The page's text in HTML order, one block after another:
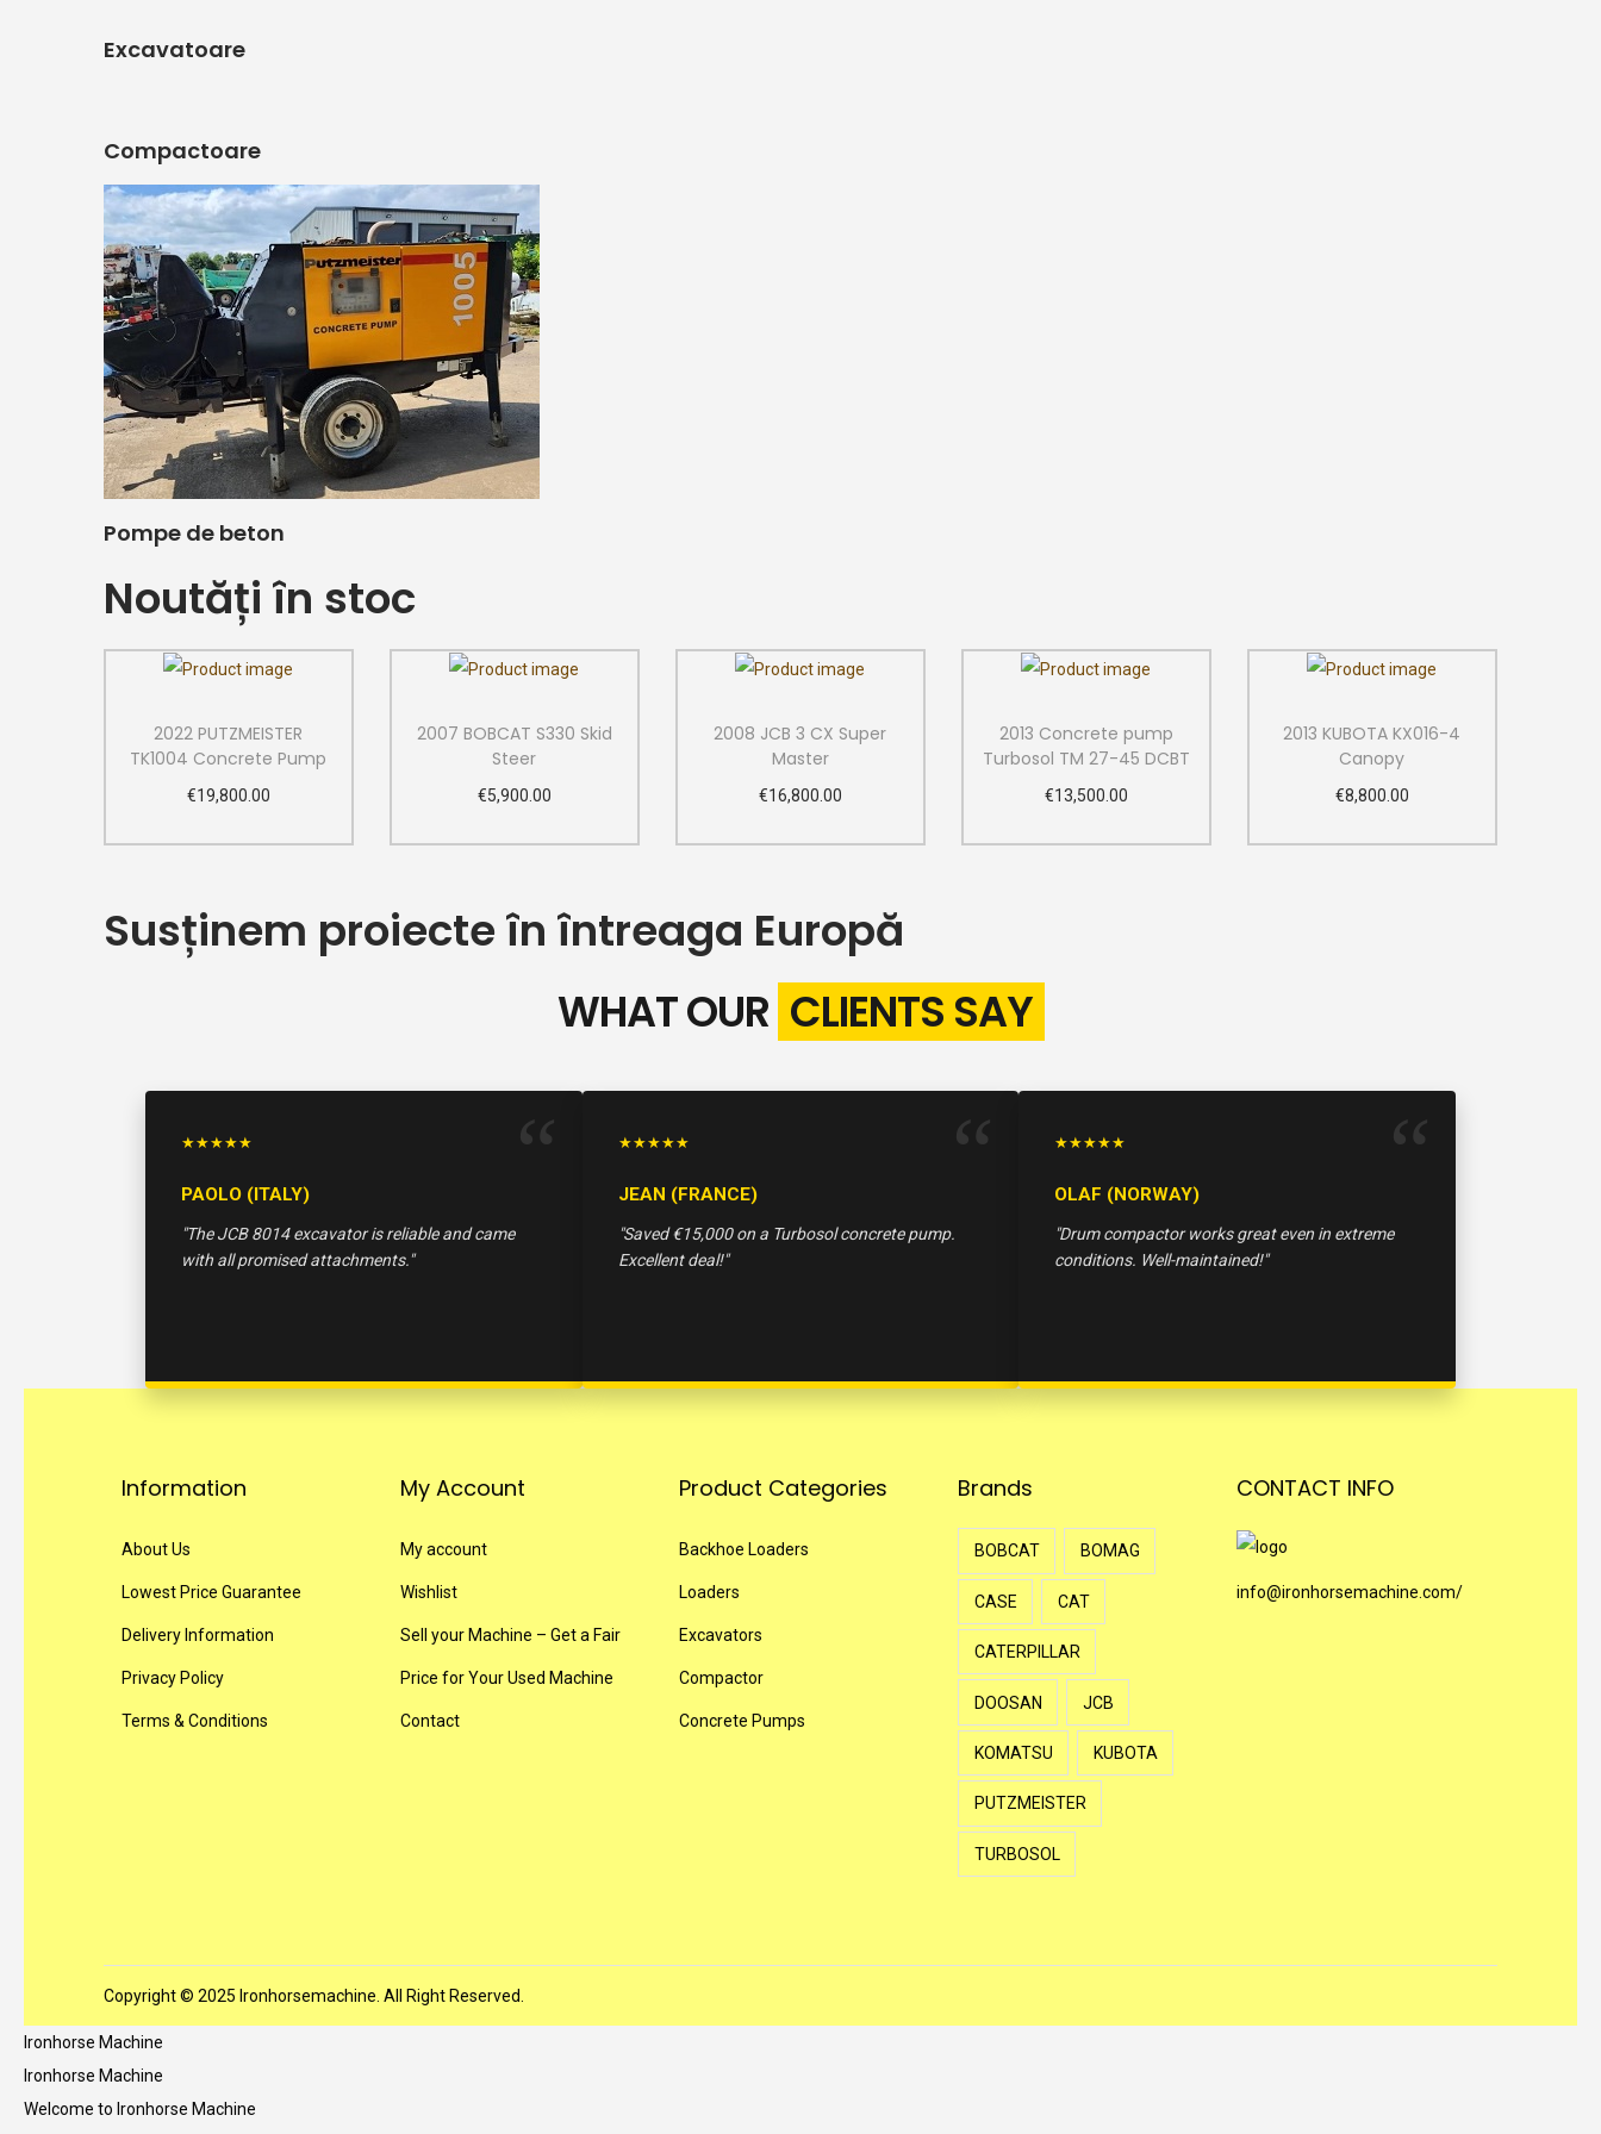
Excavatoare
Compactoare
Pompe de beton
Noutăți în stoc
2022 PUTZMEISTER
TK1004 Concrete Pump
€19,800.00
2007 BOBCAT S330 Skid
Steer
€5,900.00
2008 JCB 3 CX Super
Master
€16,800.00
2013 Concrete pump
Turbosol TM 27-45 DCBT
€13,500.00
2013 KUBOTA KX016-4
Canopy
€8,800.00
Susținem proiecte în întreaga Europă
WHAT OUR CLIENTS SAY
★★★★★
PAOLO (ITALY)
"The JCB 8014 excavator is reliable and came
with all promised attachments."
★★★★★
JEAN (FRANCE)
"Saved €15,000 on a Turbosol concrete pump.
Excellent deal!"
★★★★★
OLAF (NORWAY)
"Drum compactor works great even in extreme
conditions. Well-maintained!"
Information
About Us
Lowest Price Guarantee
Delivery Information
Privacy Policy
Terms & Conditions
My Account
My account
Wishlist
Sell your Machine – Get a Fair
Price for Your Used Machine
Contact
Product Categories
Backhoe Loaders
Loaders
Excavators
Compactor
Concrete Pumps
Brands
BOBCAT BOMAG
CASE CAT
CATERPILLAR
DOOSAN JCB
KOMATSU KUBOTA
PUTZMEISTER
TURBOSOL
CONTACT INFO
info@ironhorsemachine.com/
Copyright © 2025 Ironhorsemachine. All Right Reserved.
Ironhorse Machine
Ironhorse Machine
Welcome to Ironhorse Machine